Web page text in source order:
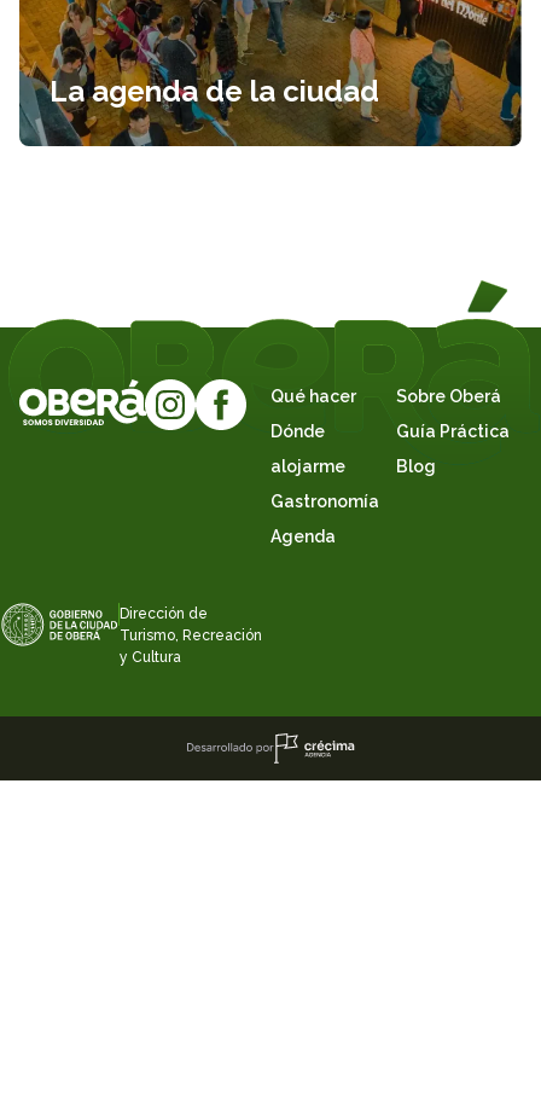
La agenda de la ciudad
Qué hacer
Dónde
alojarme
Gastronomía
Agenda
Sobre Oberá
Guía Práctica
Blog
Dirección de
Turismo, Recreación
y Cultura